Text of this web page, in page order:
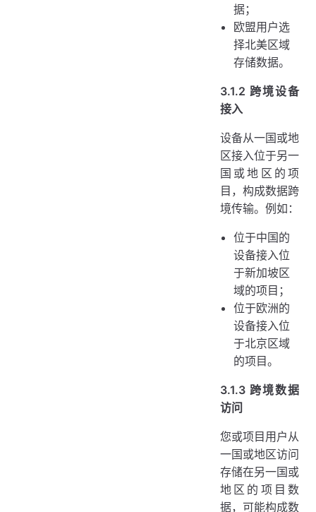
据；
欧盟用户选
择北美区域
存储数据。
3.1.2 跨境设备
接入
设备从一国或地
区接入位于另一
国或地区的项
目，构成数据跨
境传输。例如：
位于中国的
设备接入位
于新加坡区
域的项目；
位于欧洲的
设备接入位
于北京区域
的项目。
3.1.3 跨境数据
访问
您或项目用户从
一国或地区访问
存储在另一国或
地区的项目数
据，可能构成数